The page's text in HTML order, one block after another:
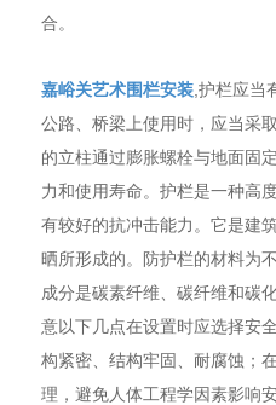
合。
嘉峪关艺术围栏安装 ,护栏应当
公路、桥梁上使用时，应当采
的立柱通过膨胀螺栓与地面固
力和使用寿命。护栏是一种高
有较好的抗冲击能力。它是建
晒所形成的。防护栏的材料为
成分是碳素纤维、碳纤维和碳
意以下几点在设置时应选择安
构紧密、结构牢固、耐腐蚀；
理，避免人体工程学因素影响安